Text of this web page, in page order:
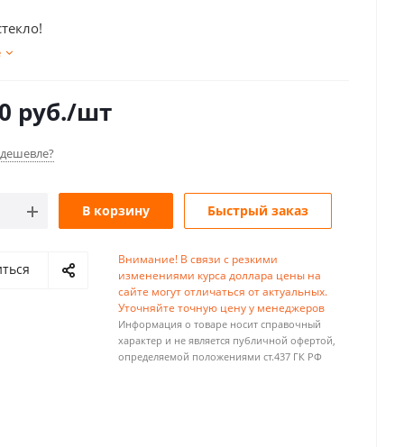
руб./шт
В корзину Быстрый заказ
Внимание! В связи с резкими
изменениями курса доллара цены на
сайте могут отличаться от актуальных.
Уточняйте точную цену у менеджеров
Информация о товаре носит справочный
характер и не является публичной офертой,
определяемой положениями ст.437 ГК РФ